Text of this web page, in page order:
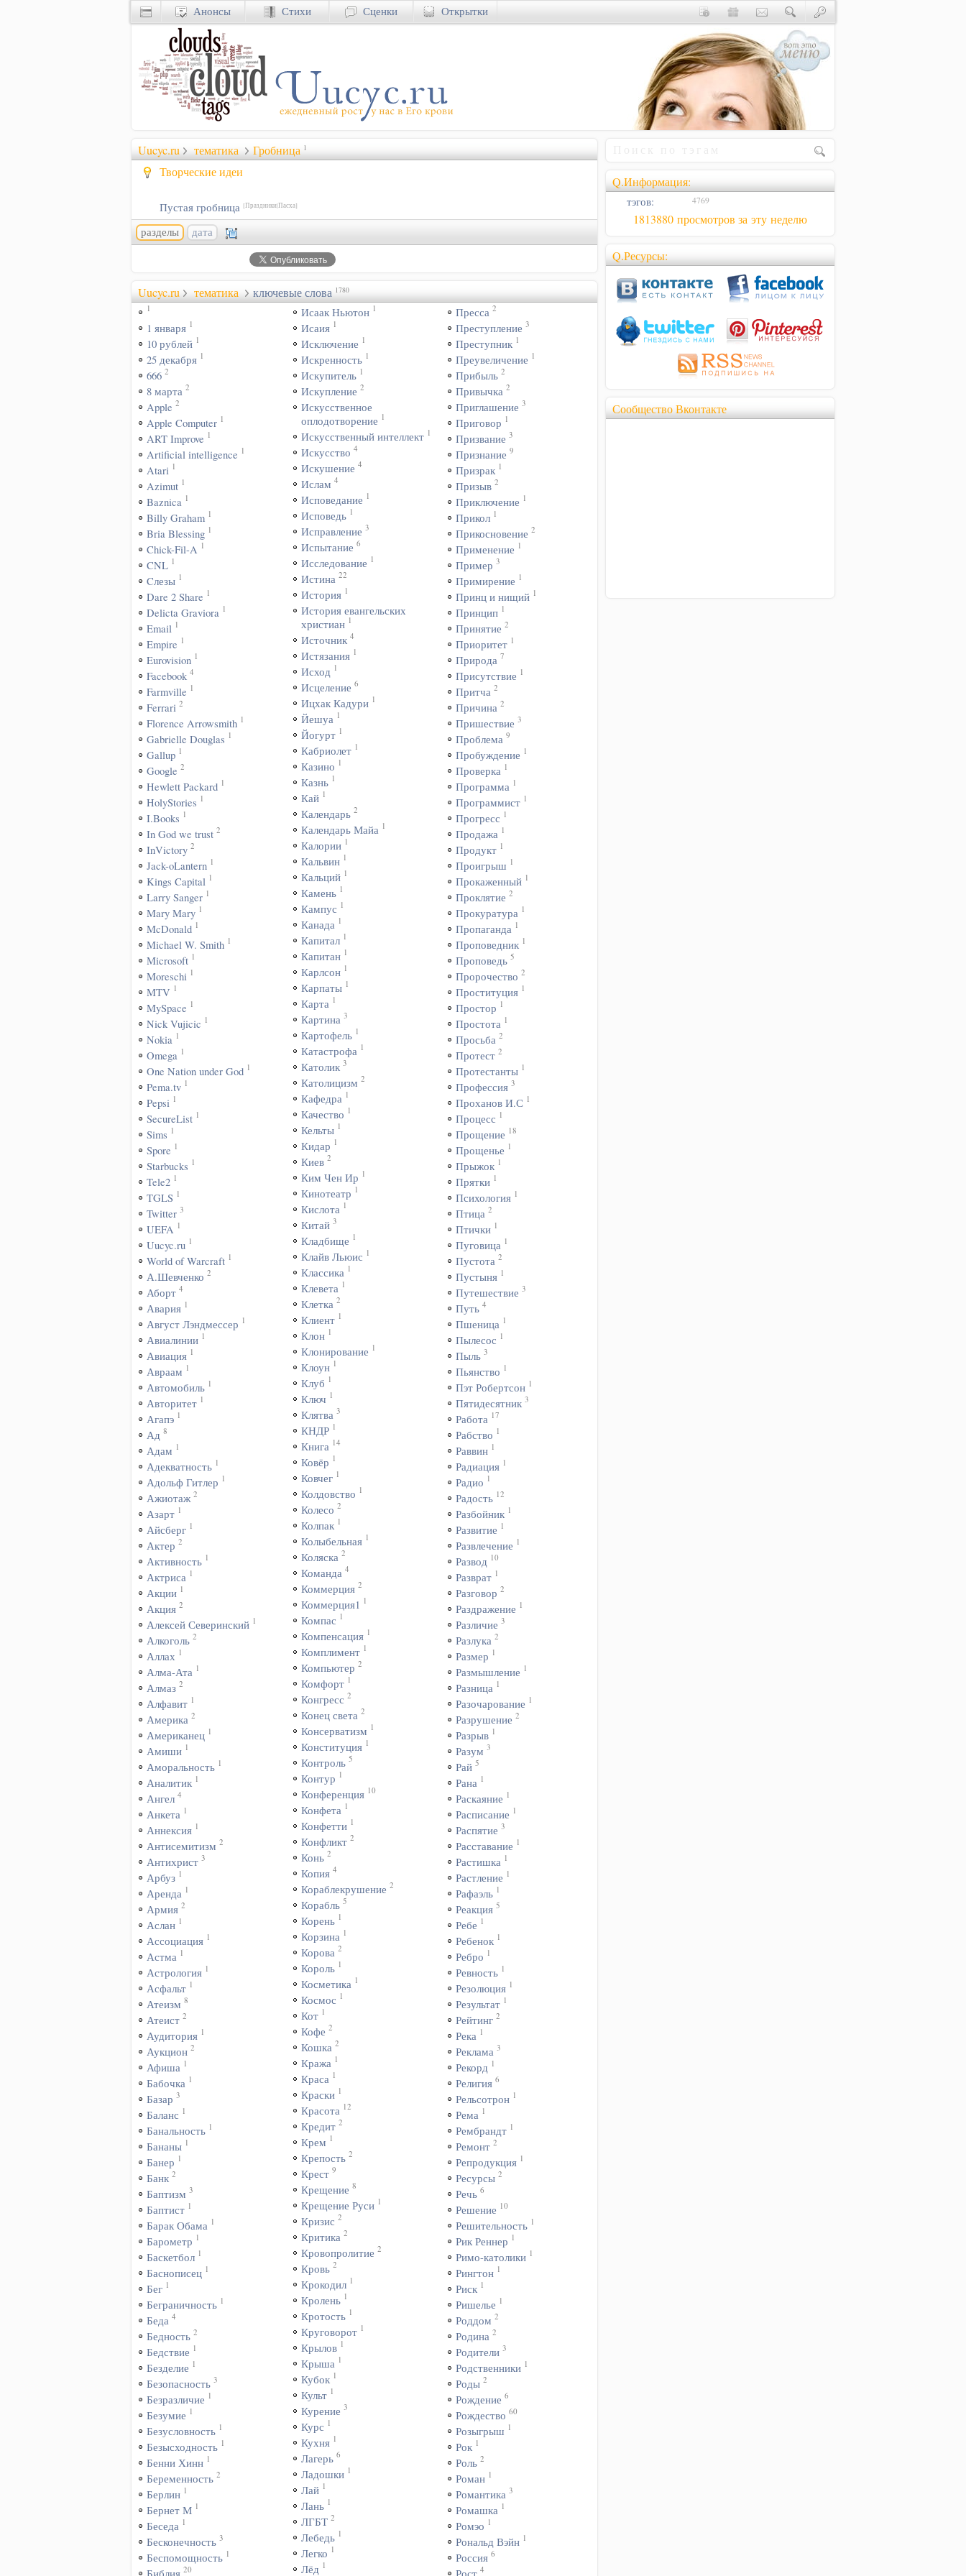
Uucyc.ru тематика Гробница 1
Творческие идеи
Пустая гробница [Праздники|Пасха]
разделы дата
Uucyc.ru тематика ключевые слова 1780
1
1 января 1
10 рублей 1
25 декабря 1
666 2
8 марта 2
Apple 2
Apple Computer 1
ART Improve 1
Artificial intelligence 1
Atari 1
Azimut 1
Baznica 1
Billy Graham 1
Bria Blessing 1
Chick-Fil-A 1
CNL 1
Cлезы 1
Dare 2 Share 1
Delicta Graviora 1
Email 1
Empire 1
Eurovision 1
Facebook 4
Farmville 1
Ferrari 2
Florence Arrowsmith 1
Gabrielle Douglas 1
Gallup 1
Google 2
Hewlett Packard 1
HolyStories 1
I.Books 1
In God we trust 2
InVictory 2
Jack-oLantern 1
Kings Capital 1
Larry Sanger 1
Mary Mary 1
McDonald 1
Michael W. Smith 1
Microsoft 1
Moreschi 1
MTV 1
MySpace 1
Nick Vujicic 1
Nokia 1
Omega 1
One Nation under God 1
Pema.tv 1
Pepsi 1
SecureList 1
Sims 1
Spore 1
Starbucks 1
Tele2 1
TGLS 1
Twitter 3
UEFA 1
Uucyc.ru 1
World of Warcraft 1
А.Шевченко 2
Аборт 4
Авария 1
Август Лэндмессер 1
Авиалинии 1
Авиация 1
Авраам 1
Автомобиль 1
Авторитет 1
Агапэ 1
Ад 8
Адам 1
Адекватность 1
Адольф Гитлер 1
Ажиотаж 2
Азарт 1
Айсберг 1
Актер 2
Активность 1
Актриса 1
Акции 1
Акция 2
Алексей Северинский 1
Алкоголь 2
Аллах 1
Алма-Ата 1
Алмаз 2
Алфавит 1
Америка 2
Американец 1
Амиши 1
Аморальность 1
Аналитик 1
Ангел 4
Анкета 1
Аннексия 1
Антисемитизм 2
Антихрист 3
Арбуз 1
Аренда 1
Армия 2
Аслан 1
Ассоциация 1
Астма 1
Астрология 1
Асфальт 1
Атеизм 8
Атеист 2
Аудитория 1
Аукцион 2
Афиша 1
Бабочка 1
Базар 3
Баланс 1
Банальность 1
Бананы 1
Банер 1
Банк 2
Баптизм 3
Баптист 1
Барак Обама 1
Барометр 1
Баскетбол 1
Баснописец 1
Бег 1
Беграничность 1
Беда 4
Бедность 2
Бедствие 1
Безделие 1
Безопасность 3
Безразличие 1
Безумие 1
Безусловность 1
Безысходность 1
Бенни Хинн 1
Беременность 2
Берлин 1
Бернет М 1
Беседа 1
Бесконечность 3
Беспомощность 1
20
Исаак Ньютон 1
Исаия 1
Исключение 1
Искренность 1
Искупитель 1
Искупление 2
Искусственное
оплодотворение 1
Искусственный интеллект 1
Искусство 4
Искушение 4
Ислам 4
Исповедание 1
Исповедь 1
Исправление 3
Испытание 6
Исследование 1
Истина 22
История 1
История евангельских
христиан 1
Источник 4
Истязания 1
Исход 1
Исцеление 6
Ицхак Кадури 1
Йешуа 1
Йогурт 1
Кабриолет 1
Казино 1
Казнь 1
Кай 1
Календарь 2
Календарь Майа 1
Калории 1
Кальвин 1
Кальций 1
Камень 1
Кампус 1
Канада 1
Капитал 1
Капитан 1
Карлсон 1
Карпаты 1
Карта 1
Картина 3
Картофель 1
Катастрофа 1
Католик 3
Католицизм 2
Кафедра 1
Качество 1
Кельты 1
Кидар 1
Киев 2
Ким Чен Ир 1
Кинотеатр 1
Кислота 1
Китай 3
Кладбище 1
Клайв Льюис 1
Классика 1
Клевета 1
Клетка 2
Клиент 1
Клон 1
Клонирование 1
Клоун 1
Клуб 1
Ключ 1
Клятва 3
КНДР 1
Книга 14
Ковёр 1
Ковчег 1
Колдовство 1
Колесо 2
Колпак 1
Колыбельная 1
Коляска 2
Команда 4
Коммерция 2
Коммерция1 1
Компас 1
Компенсация 1
Комплимент 1
Компьютер 2
Комфорт 1
Конгресс 2
Конец света 2
Консерватизм 1
Конституция 1
Контроль 5
Контур 1
Конференция 10
Конфета 1
Конфетти 1
Конфликт 2
Конь 2
Копия 4
Кораблекрушение 2
Корабль 5
Корень 1
Корзина 1
Корова 2
Король 1
Косметика 1
Космос 1
Кот 1
Кофе 2
Кошка 2
Кража 1
Краса 1
Краски 1
Красота 12
Кредит 2
Крем 1
Крепость 2
Крест 9
Крещение 8
Крещение Руси 1
Кризис 2
Критика 2
Кровопролитие 2
Кровь 2
Крокодил 1
Кролень 1
Кротость 1
Круговорот 1
Крылов 1
Крыша 1
Кубок 1
Культ 1
Курение 3
Курс 1
Кухня 1
Лагерь 6
Ладошки 1
Лай 1
Лань 1
ЛГБТ 2
Лебедь 1
Легко 1
Лёд 1
Пресса 2
Преступление 3
Преступник 1
Преувеличение 1
Прибыль 2
Привычка 2
Приглашение 3
Приговор 1
Призвание 3
Признание 9
Призрак 1
Призыв 2
Приключение 1
Прикол 1
Прикосновение 2
Применение 1
Пример 3
Примирение 1
Принц и нищий 1
Принцип 1
Принятие 2
Приоритет 1
Природа 7
Присутствие 1
Притча 2
Причина 2
Пришествие 3
Проблема 9
Пробуждение 1
Проверка 1
Программа 1
Программист 1
Прогресс 1
Продажа 1
Продукт 1
Проигрыш 1
Прокаженный 1
Проклятие 2
Прокуратура 1
Пропаганда 1
Проповедник 1
Проповедь 5
Пророчество 2
Проституция 1
Простор 1
Простота 1
Просьба 2
Протест 2
Протестанты 1
Профессия 3
Проханов И.С 1
Процесс 1
Прощение 18
Прощенье 1
Прыжок 1
Прятки 1
Психология 1
Птица 2
Птички 1
Пуговица 1
Пустота 2
Пустыня 1
Путешествие 3
Путь 4
Пшеница 1
Пылесос 1
Пыль 3
Пьянство 1
Пэт Робертсон 1
Пятидесятник 3
Работа 17
Рабство 1
Раввин 1
Радиация 1
Радио 1
Радость 12
Разбойник 1
Развитие 1
Развлечение 1
Развод 10
Разврат 1
Разговор 2
Раздражение 1
Различие 3
Разлука 2
Размер 1
Размышление 1
Разница 1
Разочарование 1
Разрушение 2
Разрыв 1
Разум 3
Рай 5
Рана 1
Раскаяние 1
Расписание 1
Распятие 3
Расставание 1
Растишка 1
Растление 1
Рафаэль 1
Реакция 5
Ребе 1
Ребенок 1
Ребро 1
Ревность 1
Резолюция 1
Результат 1
Рейтинг 2
Река 1
Реклама 3
Рекорд 1
Религия 6
Рельсотрон 1
Рема 1
Рембрандт 1
Ремонт 2
Репродукция 1
Ресурсы 2
Речь 6
Решение 10
Решительность 1
Рик Реннер 1
Римо-католики 1
Рингтон 1
Риск 1
Ришелье 1
Роддом 2
Родина 2
Родители 3
Родственники 1
Роды 2
Рождение 6
Рождество 60
Розыгрыш 1
Рок 1
Роль 2
Роман 1
Романтика 3
Ромашка 1
Ромэо 1
Рональд Вэйн 1
Россия 6
4
Q.Информация:
тэгов: 4769
1813880 просмотров за эту неделю
Q.Ресурсы:
Сообщество Вконтакте
Анонсы Стихи Сценки Открытки